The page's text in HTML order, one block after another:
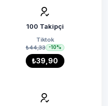
100 Takipçi
Tiktok
₺44,33
-10%
₺39,90